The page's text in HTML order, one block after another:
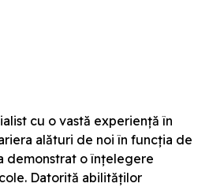
cu o vastă experiență în
alături de noi în funcția de
demonstrat o înțelegere
Datorită abilităților